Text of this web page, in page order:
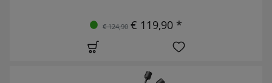
€ 124,90 € 119,90 *